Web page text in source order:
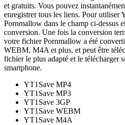
et gratuits. Vous pouvez
enregistrer tous les liens. Pour utiliser
Pornmallow dans le champ ci-dessus
conversion. Une fois la conversion
votre fichier Pornmallow a été
WEBM, M4A et plus, et peut être
fichier le plus adapté et le télécharger
smartphone.
YT1Save MP4
YT1Save MP3
YT1Save 3GP
YT1Save WEBM
YT1Save M4A